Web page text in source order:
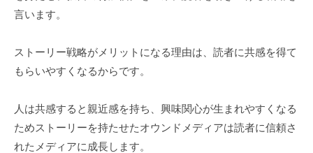
言います。
ストーリー戦略がメリットになる理由は、読者に共感を得て
もらいやすくなるからです。
人は共感すると親近感を持ち、興味関心が生まれやすくなる
ためストーリーを持たせたオウンドメディアは読者に信頼さ
れたメディアに成長します。